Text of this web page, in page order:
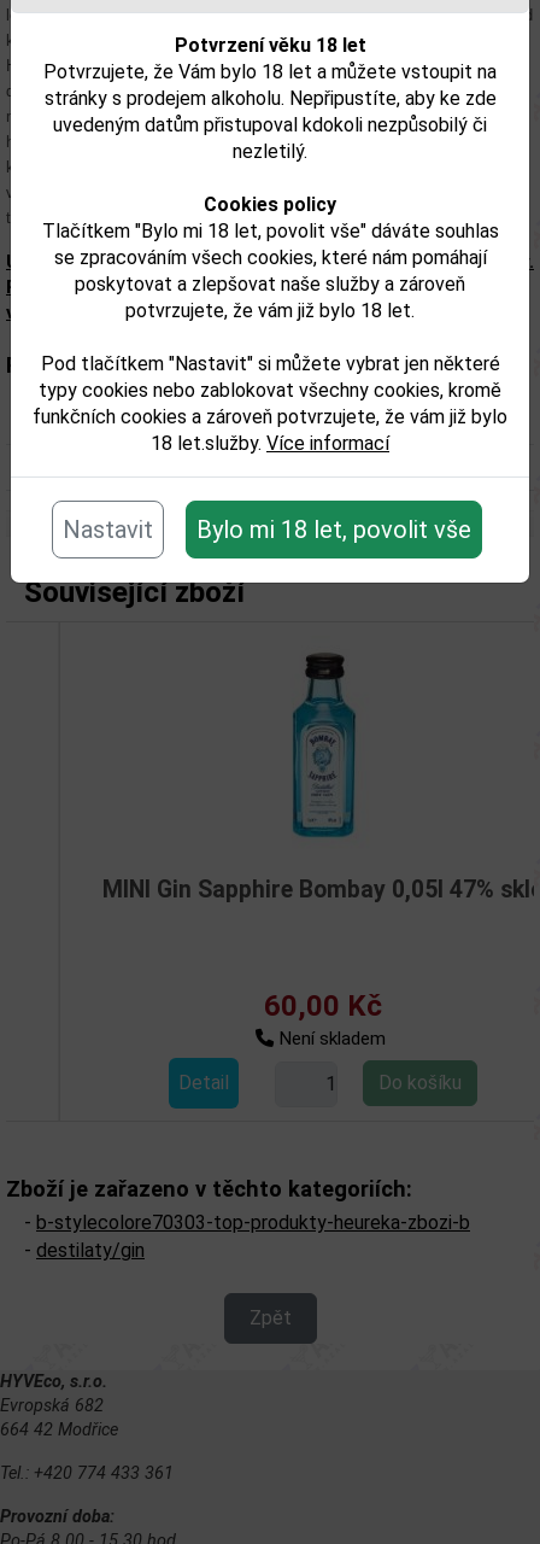
Potvrzení věku 18 let
Potvrzujete, že Vám bylo 18 let a můžete vstoupit na
stránky s prodejem alkoholu. Nepřipustíte, aby ke zde
uvedeným datům přistupoval kdokoli nezpůsobilý či
nezletilý.
Cookies policy
Tlačítkem "Bylo mi 18 let, povolit vše" dáváte souhlas
se zpracováním všech cookies, které nám pomáhají
poskytovat a zlepšovat naše služby a zároveň
potvrzujete, že vám již bylo 18 let.
Pod tlačítkem "Nastavit" si můžete vybrat jen některé
typy cookies nebo zablokovat všechny cookies, kromě
funkčních cookies a zároveň potvrzujete, že vám již bylo
18 let.služby. Více informací
Nastavit Bylo mi 18 let, povolit vše
lékárnickém stylu, do které je stáčen. Výroba Hendrick´s Ginu je odlišná od
konkurence, neboť využívá dvě metody destilace – Bennet still a Carted-
Head still. Výsledný gin vzniká prakticky smícháním dvou různě
destilovaných ginů. Výroba je malosériová, destilace pomocí „Bennet still
metody“ se provádí ve 450 litrových měděných nádobách. Destilát je 24
hodin louhován spolu se směsí bylin a koření, poté se zahřívá a páry se
kondenzují. Oproti tomu „Carted-Head still“ metoda se promění destilát
v plynné skupenství. Plyn prochází přes koše s kořením a bylinkami, a
takto obohacen je převeden zpět na kapalinu.
Upozorňujeme, že tento produkt může obsahovat alergeny.
Přesné složení a alergeny jsou k dispozici na obalu
výrobku. Zkontrolujte prosím před konzumací.
Parametry:
Obsah alkoholu obj. %: 41,4
Související zboží
MINI Gin Sapphire Bombay 0,05l 47% sklo
60,00 Kč
Není skladem
Zboží je zařazeno v těchto kategoriích:
- b-stylecolore70303-top-produkty-heureka-zbozi-b
- destilaty/gin
Zpět
HYVEco, s.r.o.
Evropská 682
664 42 Modřice
Tel.: +420 774 433 361
Provozní doba: